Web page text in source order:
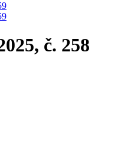
č. 258